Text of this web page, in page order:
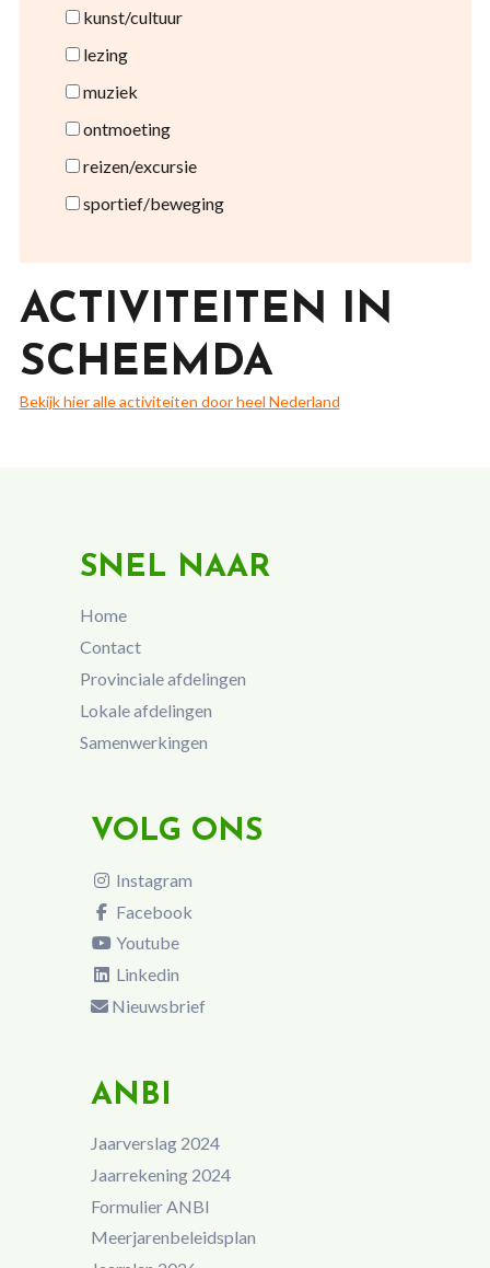
kunst/cultuur
lezing
muziek
ontmoeting
reizen/excursie
sportief/beweging
ACTIVITEITEN IN
SCHEEMDA
Bekijk hier alle activiteiten door heel Nederland
SNEL NAAR
Home
Contact
Provinciale afdelingen
Lokale afdelingen
Samenwerkingen
VOLG ONS
Instagram
Facebook
Youtube
Linkedin
Nieuwsbrief
ANBI
Jaarverslag 2024
Jaarrekening 2024
Formulier ANBI
Meerjarenbeleidsplan